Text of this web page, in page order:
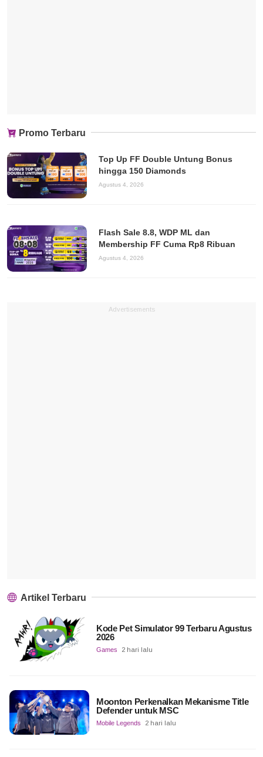
Promo Terbaru
Top Up FF Double Untung Bonus
hingga 150 Diamonds
Agustus 4, 2026
Flash Sale 8.8, WDP ML dan
Membership FF Cuma Rp8 Ribuan
Agustus 4, 2026
Advertisements
Artikel Terbaru
Kode Pet Simulator 99 Terbaru Agustus
2026
Games 2 hari lalu
Moonton Perkenalkan Mekanisme Title
Defender untuk MSC
Mobile Legends 2 hari lalu